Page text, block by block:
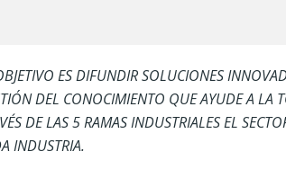
ES DIFUNDIR SOLUCIONES
DEL CONOCIMIENTO QUE AYUDE A LA
DE LAS 5 RAMAS INDUSTRIALES EL
INDUSTRIA.